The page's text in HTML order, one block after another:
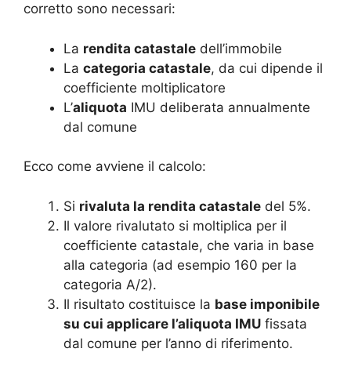
corretto sono necessari:
La rendita catastale dell’immobile
La categoria catastale, da cui dipende il
coefficiente moltiplicatore
L’aliquota IMU deliberata annualmente
dal comune
Ecco come avviene il calcolo:
Si rivaluta la rendita catastale del 5%.
Il valore rivalutato si moltiplica per il
coefficiente catastale, che varia in base
alla categoria (ad esempio 160 per la
categoria A/2).
Il risultato costituisce la base imponibile
su cui applicare l’aliquota IMU fissata
dal comune per l’anno di riferimento.